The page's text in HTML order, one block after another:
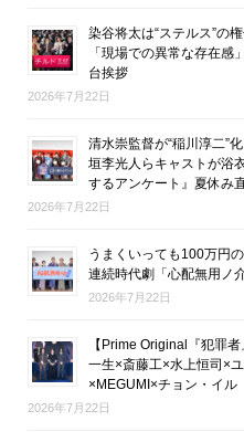
染谷将太は“ステルス”の
「現場での異常な存在
台挨拶
2026年7月22日
清水崇監督が“稲川淳二”
垣李光人らキャストが浴
するアンケート』夏休み
2026年7月22日
うまくいっても100万円
連続時代劇「心配無用ノ
2026年7月22日
【Prime Original『犯罪
一生×斎藤工×水上恒司×
×MEGUMI×チョン・イル
2026年7月22日